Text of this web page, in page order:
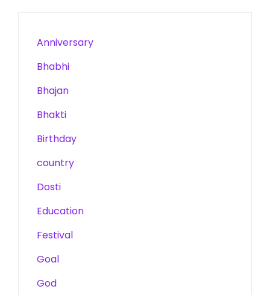
Anniversary
Bhabhi
Bhajan
Bhakti
Birthday
country
Dosti
Education
Festival
Goal
God